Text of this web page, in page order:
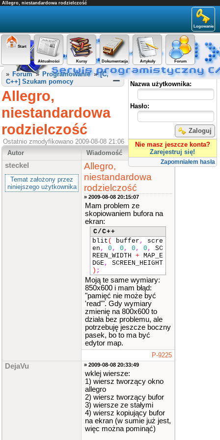
Allegro, niestandardowa rodzielczość
Logowanie
Start
Aktualności Kursy Dokumentacja Artykuły Forum
Panel użytkownika
Nazwa użytkownika:
Hasło:
Zaloguj
Nie masz jeszcze konta?
Zarejestruj się!
Zapomniałem hasła
» Forum» Programowanie»[C,
C++] Szukam pomocy
Allegro,
niestandardowa
rodzielczość
Ostatnio zmodyfikowano 2009-08-08 21:06
Autor
Wiadomość
steckel
Temat założony przez
niniejszego użytkownika
Allegro,
niestandardowa
rodzielczość
» 2009-08-08 20:15:07
Mam problem ze
skopiowaniem bufora na
ekran:
C/C++
blit ( buffer ,
scre
en , 0 , 0 , 0 , 0 ,
SC
REEN_WIDTH + MAP_E
DGE,
SCREEN_HEIGHT
) ;
Moją te same wymiary:
850x600 i mam błąd:
"pamięć nie może być
'read'". Gdy wymiary
zmienię na 800x600 to
działa bez problemu, ale
potrzebuję jeszcze boczny
pasek, bo to ma być
edytor map.
P-9225
DejaVu » 2009-08-08 20:33:49
wklej wiersze:
1) wiersz tworzący okno
allegro
2) wiersz tworzący bufor
3) wiersze ze stałymi
4) wiersz kopiujący bufor
na ekran (w sumie już jest,
więc można pominąć)